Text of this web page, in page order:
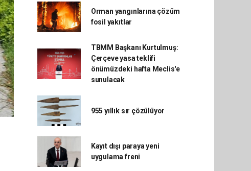
Orman yangınlarına çözüm
fosil yakıtlar
TBMM Başkanı Kurtulmuş:
Çerçeve yasa teklifi
önümüzdeki hafta Meclis'e
sunulacak
955 yıllık sır çözülüyor
Kayıt dışı paraya yeni
uygulama freni